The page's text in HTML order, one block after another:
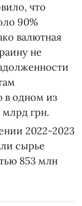
что
90%
валютная
не
в одном из
млрд грн.
2022-2023
сырье
853 млн